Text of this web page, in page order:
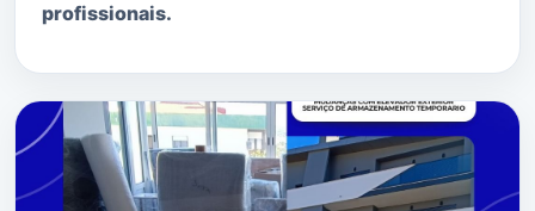
profissionais.